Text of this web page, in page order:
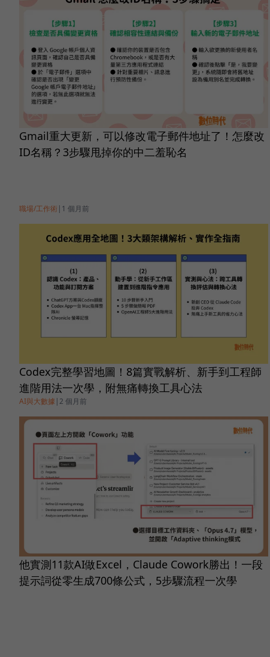
Gmail重大更新，可以修改電子郵件地址了！怎麼改
ID名稱？3步驟甩掉你的中二羞恥名
職場/工作術 | 1 個月前
Codex完整學習地圖！8篇實戰解析、新手到工程師
進階用法一次學，附無痛轉換工具心法
AI與大數據 |2 個月前
他實測11款AI做Excel，Claude Cowork勝出！一段
提示詞從零生成700條公式，5步驟流程一次學